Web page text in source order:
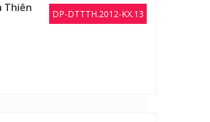
DP-DTTTH.2012-KX.13
Thiên